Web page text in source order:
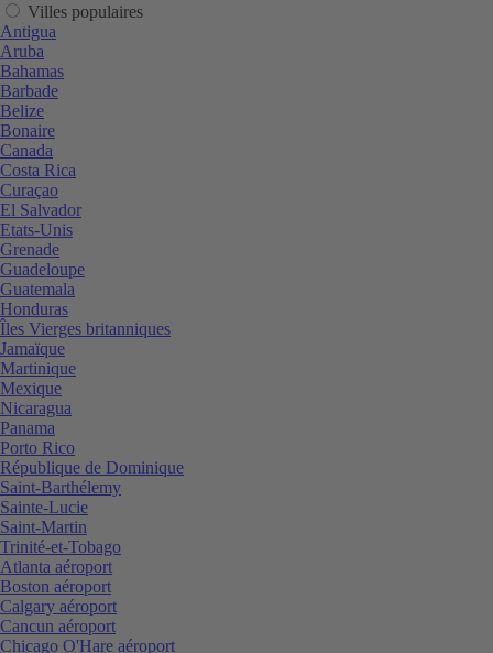
Villes populaires
Antigua
Aruba
Bahamas
Barbade
Belize
Bonaire
Canada
Costa Rica
Curaçao
El Salvador
Etats-Unis
Grenade
Guadeloupe
Guatemala
Honduras
Îles Vierges britanniques
Jamaïque
Martinique
Mexique
Nicaragua
Panama
Porto Rico
République de Dominique
Saint-Barthélemy
Sainte-Lucie
Saint-Martin
Trinité-et-Tobago
Atlanta aéroport
Boston aéroport
Calgary aéroport
Cancun aéroport
Chicago O'Hare aéroport